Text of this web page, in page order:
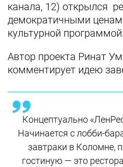
канала, 12) открылся
демократичными
культурной программой.
Автор проекта Ринат
комментирует идею
Концептуально
Начинается с лобби-
завтраки в Коломне,
гостиную — это